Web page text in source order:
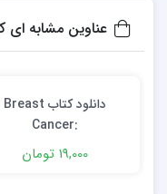
عناوین مشابه
دانلود کتاب Breast
Cancer:
Multidisciplinary
Pathways for Cancer
19,000 تومان